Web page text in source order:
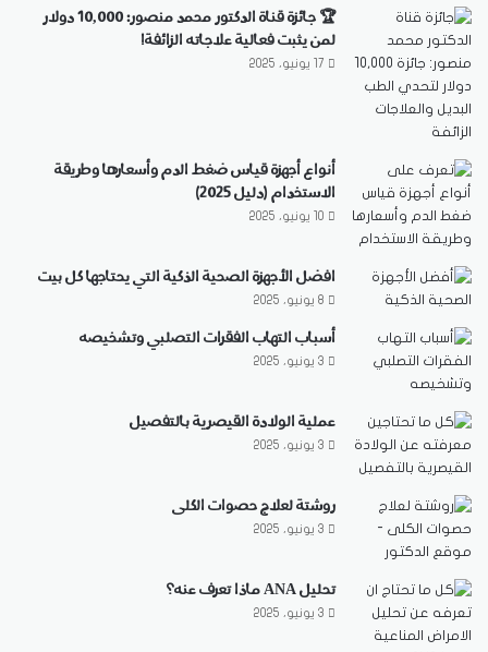
🏆 جائزة قناة الدكتور محمد منصور: 10,000 دولار
لمن يثبت فعالية علاجاته الزائفة!
17 يونيو، 2025
أنواع أجهزة قياس ضغط الدم وأسعارها وطريقة
الاستخدام (دليل 2025)
10 يونيو، 2025
افضل الأجهزة الصحية الذكية التي يحتاجها كل بيت
8 يونيو، 2025
أسباب التهاب الفقرات التصلبي وتشخيصه
3 يونيو، 2025
عملية الولادة القيصرية بالتفصيل
3 يونيو، 2025
روشتة لعلاج حصوات الكلى
3 يونيو، 2025
تحليل ANA ماذا تعرف عنه؟
3 يونيو، 2025